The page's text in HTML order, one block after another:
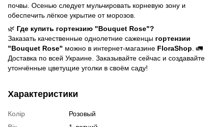
почвы. Осенью следует мульчировать корневую зону и
обеспечить лёгкое укрытие от морозов.
🌿 Где купить гортензию "Bouquet Rose"?
Заказать качественные однолетние саженцы гортензии
"Bouquet Rose" можно в интернет-магазине FloraShop . 🚛
Доставка по всей Украине. Заказывайте сейчас и создавайте
утончённые цветущие уголки в своём саду!
Характеристики
Колір
Розовый